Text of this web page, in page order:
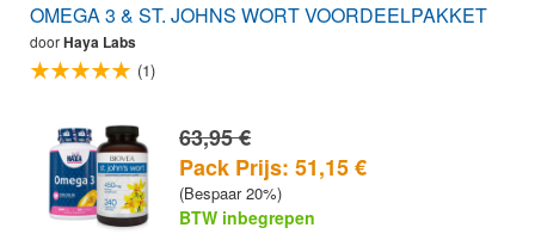
OMEGA 3 & ST. JOHNS WORT VOORDEELPAKKET
doorHaya Labs
(1)
63,95 €
Pack Prijs: 51,15 €
(Bespaar 20%)
BTW inbegrepen